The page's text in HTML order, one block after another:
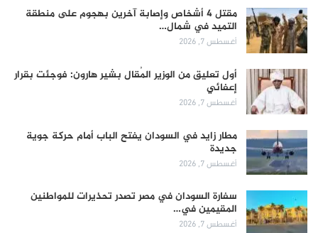
مقتل 4 أشخاص وإصابة آخرين بهجوم على منطقة
التميد في شمال…
أغسطس 7, 2026
أول تعليق من الوزير المُقال بشير هارون: فوجئت بقرار
إعفائي
أغسطس 7, 2026
مطار زايد في السودان يفتح الباب أمام حركة جوية
جديدة
أغسطس 7, 2026
سفارة السودان في مصر تصدر تحذيرات للمواطنين
المقيمين في…
أغسطس 7, 2026